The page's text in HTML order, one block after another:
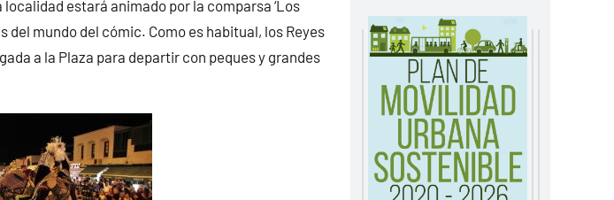
estará animado por la comparsa ‘Los
del mundo del cómic. Como es habitual, los Reyes
a la Plaza para departir con peques y grandes